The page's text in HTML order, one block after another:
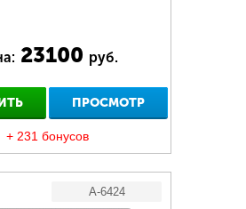
23100 руб.
ПРОСМОТР
+ 231 бонусов
A-6424